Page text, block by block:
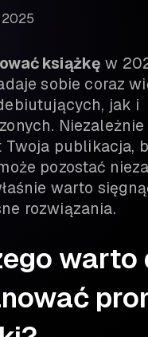
książkę w
sobie coraz
jak i
Twoja publikacja,
pozostać
warto
rozwiązania.
warto